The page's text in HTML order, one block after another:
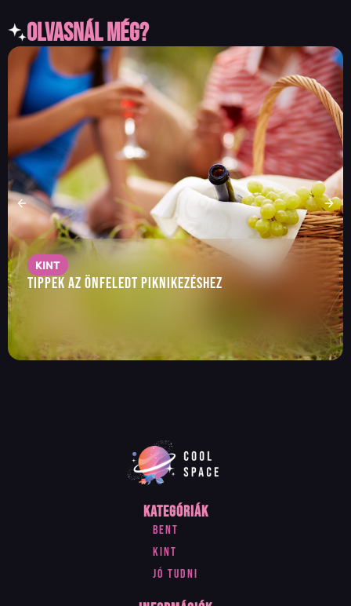
olvasnál még?
KINT
Tippek az önfeledt piknikezéshez
Kategóriák
Bent
Kint
Jó tudni